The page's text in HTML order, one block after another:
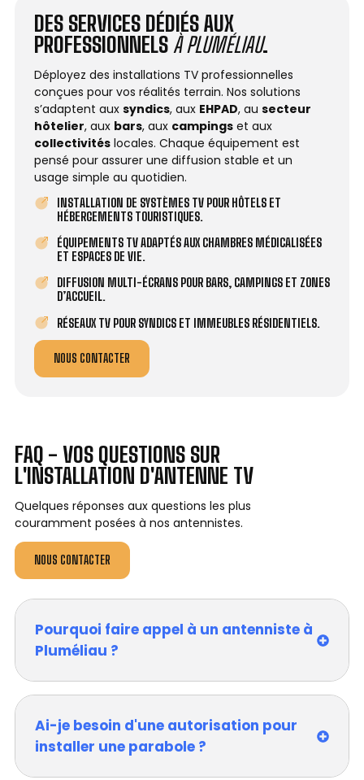
DES SERVICES DÉDIÉS AUX
PROFESSIONNELS À PLUMÉLIAU.
Déployez des installations TV professionnelles
conçues pour vos réalités terrain. Nos solutions
s’adaptent aux syndics, aux EHPAD, au secteur
hôtelier, aux bars, aux campings et aux
collectivités locales. Chaque équipement est
pensé pour assurer une diffusion stable et un
usage simple au quotidien.
INSTALLATION DE SYSTÈMES TV POUR HÔTELS ET
HÉBERGEMENTS TOURISTIQUES.
ÉQUIPEMENTS TV ADAPTÉS AUX CHAMBRES MÉDICALISÉES
ET ESPACES DE VIE.
DIFFUSION MULTI-ÉCRANS POUR BARS, CAMPINGS ET ZONES
D’ACCUEIL.
RÉSEAUX TV POUR SYNDICS ET IMMEUBLES RÉSIDENTIELS.
NOUS CONTACTER
FAQ - VOS QUESTIONS SUR
L'INSTALLATION D'ANTENNE TV
Quelques réponses aux questions les plus
couramment posées à nos antennistes.
NOUS CONTACTER
Pourquoi faire appel à un antenniste à
Pluméliau ?
Ai-je besoin d'une autorisation pour
installer une parabole ?